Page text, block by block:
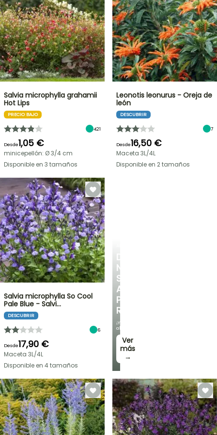
OFERTA
RELÁMPAGO
¡HASTA
UN
30
DESCUBRE
NUESTRA
SELECCIÓN
A
PRECIOS
REDUCIDOS
¡Y
ahorra!
Ver
más
→
Salvia microphylla grahamii
Hot Lips
PRECIO BAJO
421
Desde1,05 €
minicepellón: Ø 3/4 cm
Disponible en 3 tamaños
Leonotis leonurus - Oreja de
león
DESCUBRIR
7
Desde16,50 €
Maceta 3L/4L
Disponible en 2 tamaños
Salvia microphylla So Cool
Pale Blue - Salvi…
DESCUBRIR
6
Desde17,90 €
Maceta 3L/4L
Disponible en 4 tamaños